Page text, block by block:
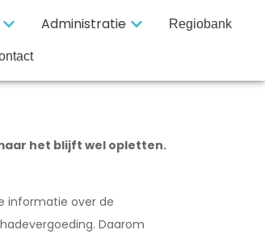
Administratie Regiobank
het blijft wel opletten.
informatie over de
Daarom